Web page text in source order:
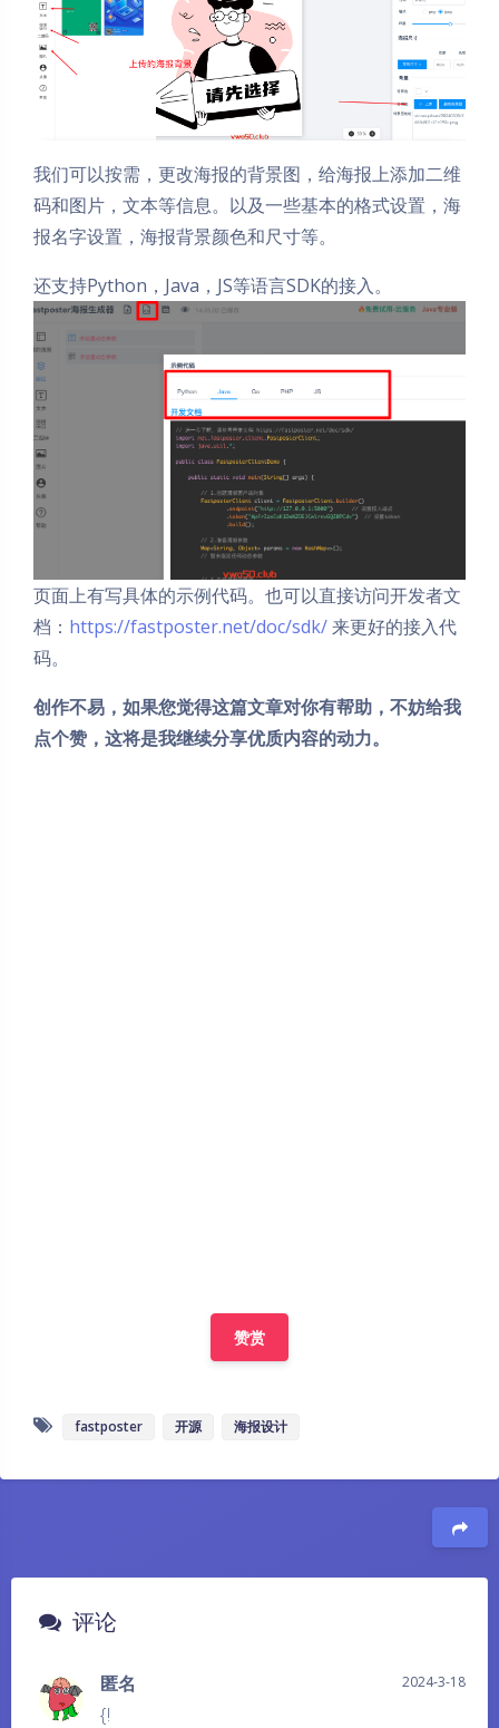
我们可以按需，更改海报的背景图，给海报上添加二维
码和图片，文本等信息。以及一些基本的格式设置，海
报名字设置，海报背景颜色和尺寸等。
还支持Python，Java，JS等语言SDK的接入。
页面上有写具体的示例代码。也可以直接访问开发者文
档： https://fastposter.net/doc/sdk/来更好的接入代
码。
创作不易，如果您觉得这篇文章对你有帮助，不妨给我
点个赞，这将是我继续分享优质内容的动力。
赞赏
fastposter 开源 海报设计
豆
评论
匿名 2024-3-18
{!